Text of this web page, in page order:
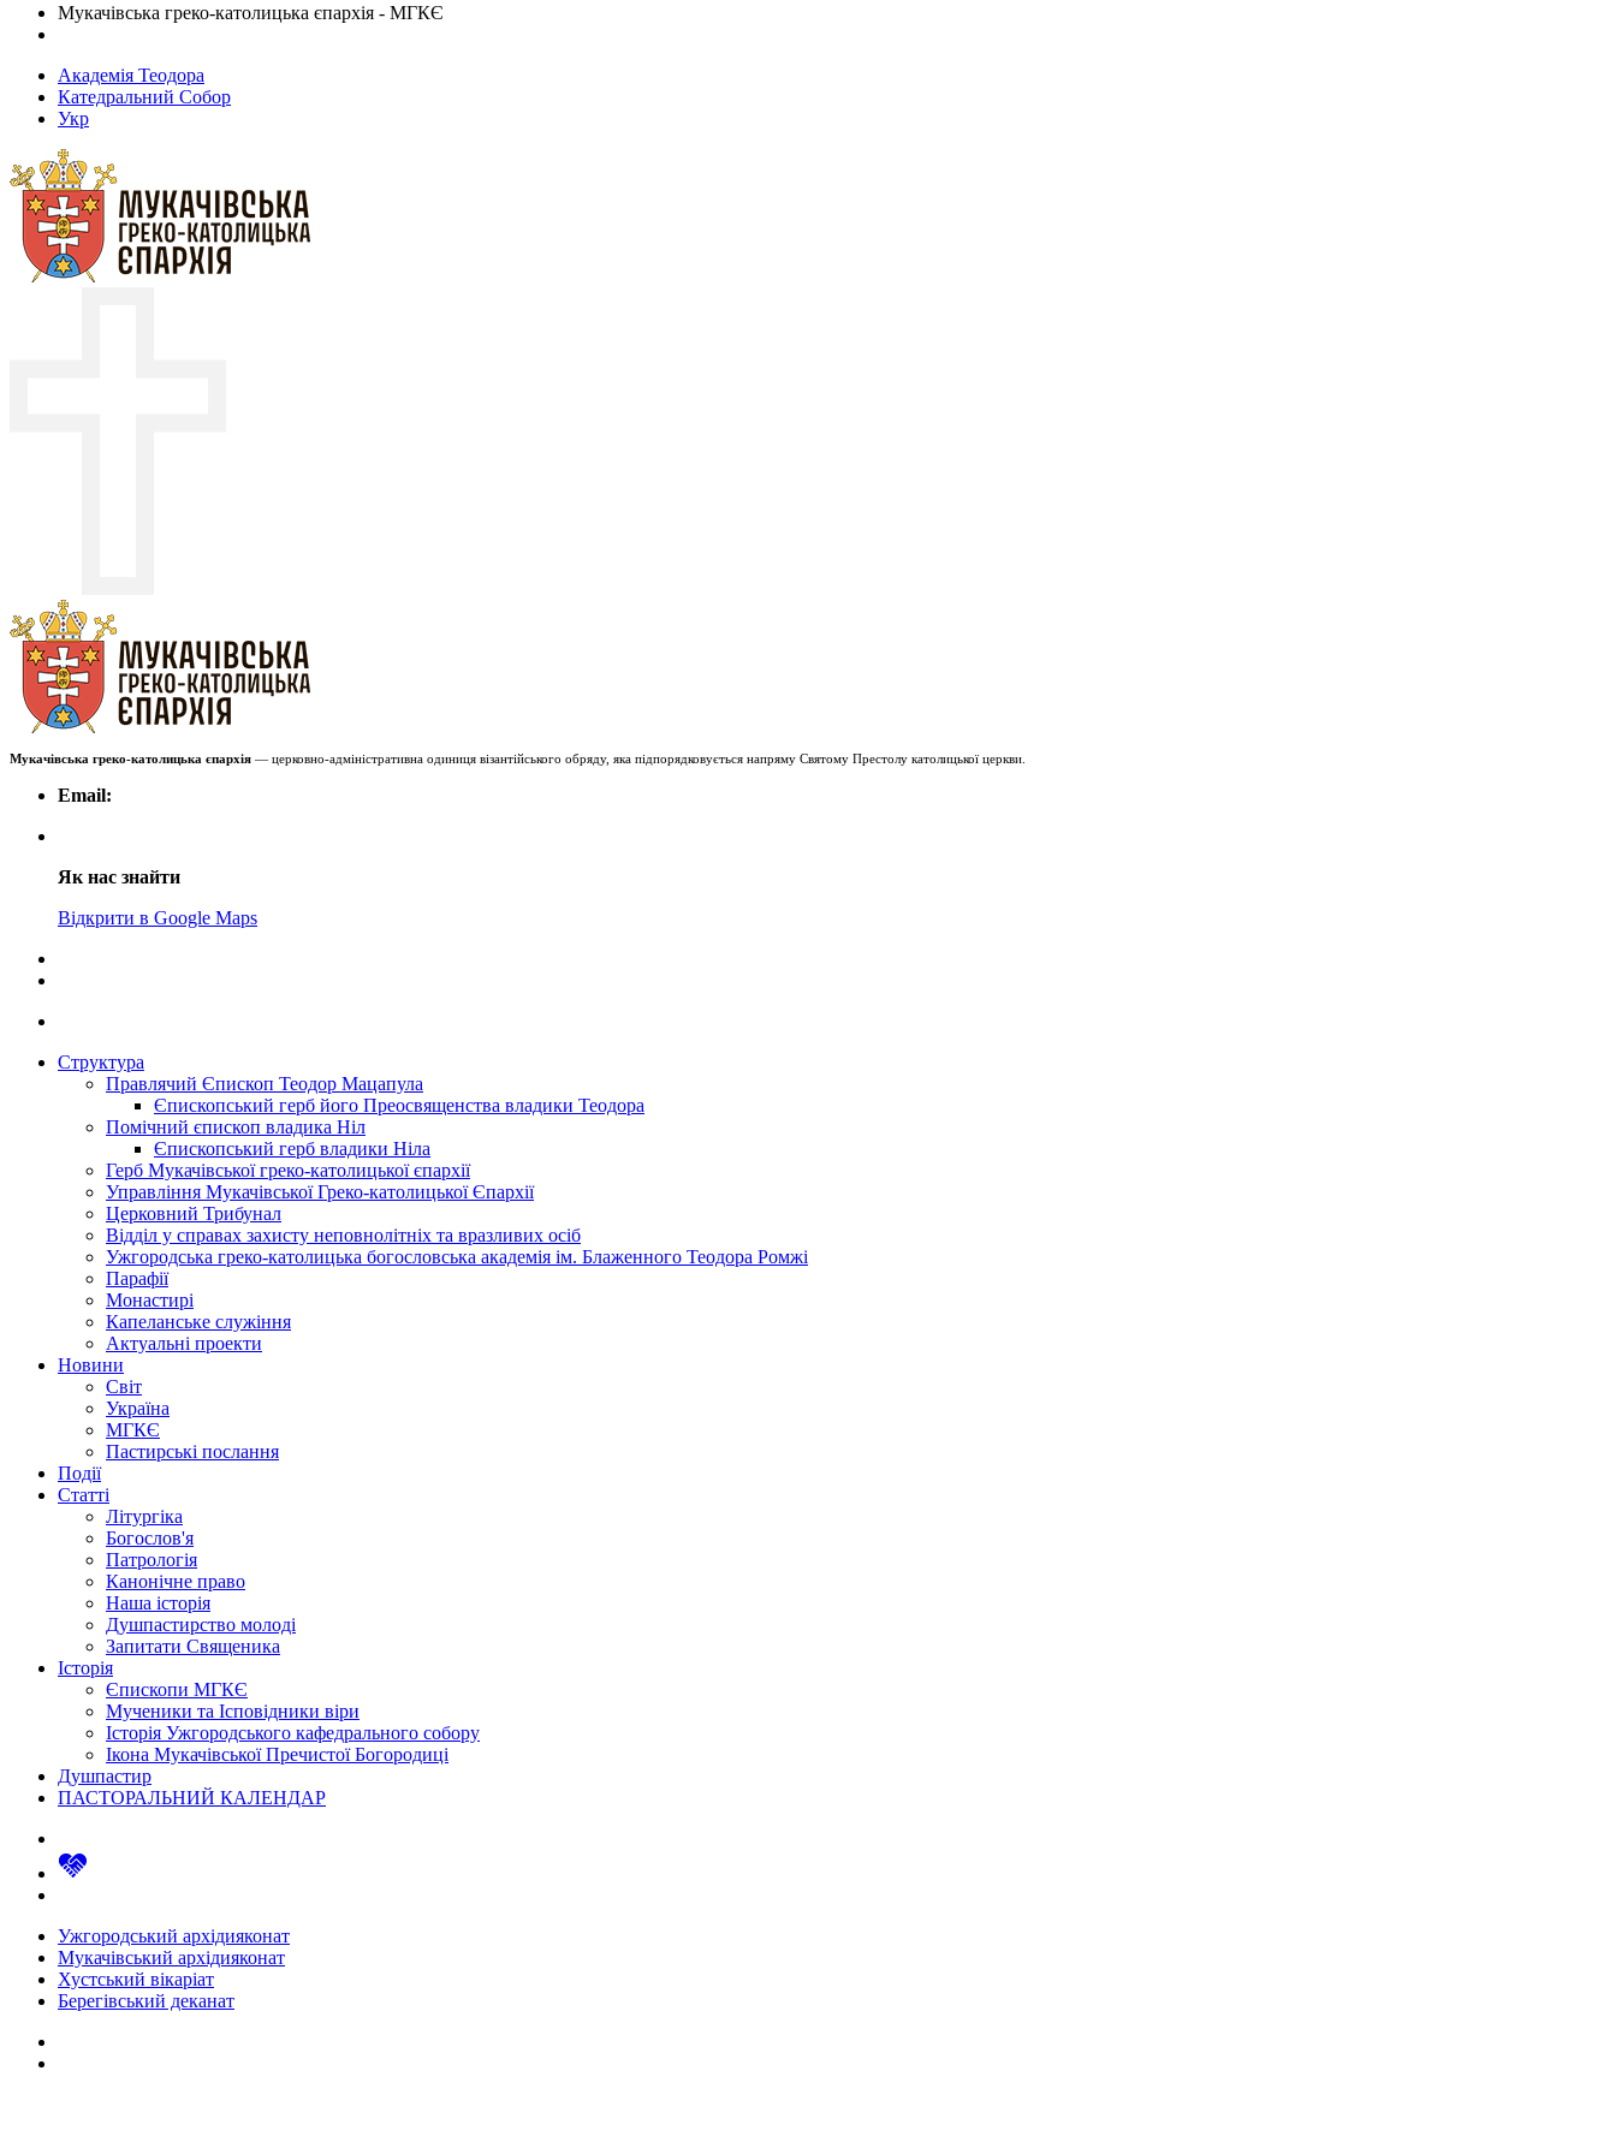
Мукачівська греко-католицька єпархія - МГКЄ
Академія Теодора
Катедральний Собор
Укр
Мукачівська греко-католицька єпархія — церковно-адміністративна одиниця візантійського обряду, яка підпорядковується напряму Святому Престолу католицької церкви.
Email:
Як нас знайти
Відкрити в Google Maps
Структура
Правлячий Єпископ Теодор Мацапула
Єпископський герб його Преосвященства владики Теодора
Помічний єпископ владика Ніл
Єпископський герб владики Ніла
Герб Мукачівської греко-католицької єпархії
Управління Мукачівської Греко-католицької Єпархії
Церковний Трибунал
Відділ у справах захисту неповнолітніх та вразливих осіб
Ужгородська греко-католицька богословська академія ім. Блаженного Теодора Ромжі
Парафії
Монастирі
Капеланське служіння
Актуальні проекти
Новини
Світ
Україна
МГКЄ
Пастирські послання
Події
Статті
Літургіка
Богослов'я
Патрологія
Канонічне право
Наша історія
Душпастирство молоді
Запитати Священика
Історія
Єпископи МГКЄ
Мученики та Ісповідники віри
Історія Ужгородського кафедрального собору
Ікона Мукачівської Пречистої Богородиці
Душпастир
ПАСТОРАЛЬНИЙ КАЛЕНДАР
Ужгородський архідияконат
Мукачівський архідияконат
Хустський вікаріат
Берегівський деканат